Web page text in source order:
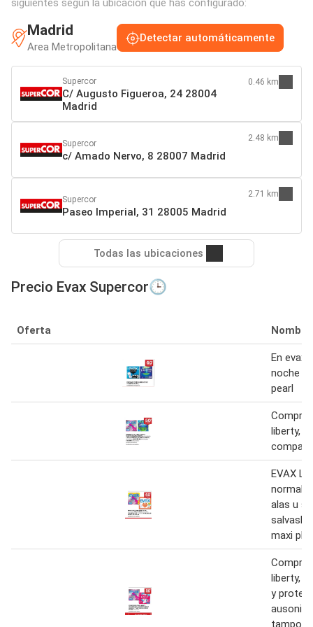
siguientes según la ubicación que has configurado:
Madrid
Area Metropolitana
Detectar automáticamente
Supercor
C/ Augusto Figueroa, 24 28004
Madrid
0.46 km
Supercor
c/ Amado Nervo, 8 28007 Madrid
2.48 km
Supercor
Paseo Imperial, 31 28005 Madrid
2.71 km
Todas las ubicaciones
Precio Evax Supercor🕒
Oferta Nombre
En evax
noche y
pearl
liberty,
compak
EVAX
normal
alas u
salvaslip
maxi
liberty,
y
ausonia